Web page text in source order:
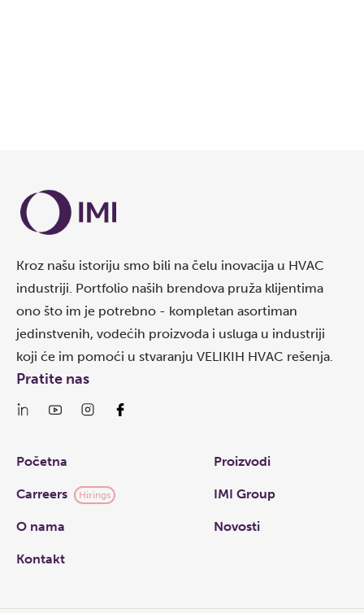
Kroz našu istoriju smo bili na čelu inovacija u HVAC
industriji. Portfolio naših brendova pruža klijentima
ono što im je potrebno - kompletan asortiman
jedinstvenih, vodećih proizvoda i usluga u industriji
koji će im pomoći u stvaranju VELIKIH HVAC rešenja.
Links
Početna Proizvodi
Carreers Hirings IMI Group
O nama Novosti
Kontakt
Pratite nas